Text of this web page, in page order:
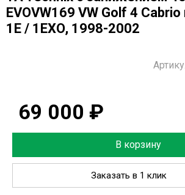
EVOVW169 VW Golf 4 Cabrio
1E / 1EXO, 1998-2002
69 000 ₽
В корзину
Заказать в 1 клик